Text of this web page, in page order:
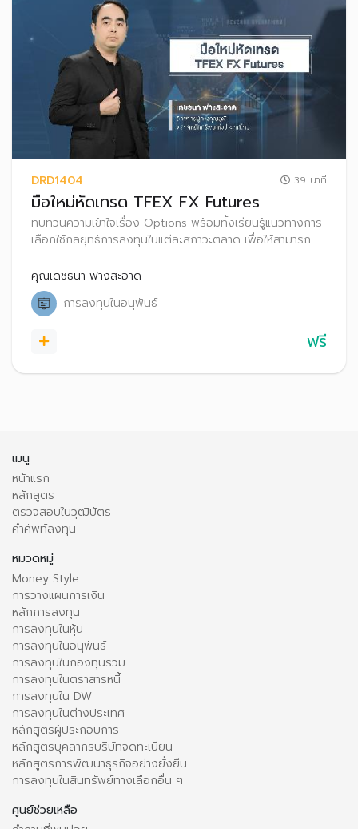
DRD1404 39 นาที
มือใหม่หัดเทรด TFEX FX Futures
ทบทวนความเข้าใจเรื่อง Options พร้อมทั้งเรียนรู้แนวทางการ
เลือกใช้กลยุทธ์การลงทุนในแต่ละสภาวะตลาด เพื่อให้สามารถ
คุณเดชธนา ฟางสะอาด
การลงทุนในอนุพันธ์
ฟรี
เมนู
หน้าแรก
หลักสูตร
ตรวจสอบใบวุฒิบัตร
คำศัพท์ลงทุน
หมวดหมู่
Money Style
การวางแผนการเงิน
หลักการลงทุน
การลงทุนในหุ้น
การลงทุนในอนุพันธ์
การลงทุนในกองทุนรวม
การลงทุนในตราสารหนี้
การลงทุนใน DW
การลงทุนในต่างประเทศ
หลักสูตรผู้ประกอบการ
หลักสูตรบุคลากรบริษัทจดทะเบียน
หลักสูตรการพัฒนาธุรกิจอย่างยั่งยืน
การลงทุนในสินทรัพย์ทางเลือกอื่น ๆ
ศูนย์ช่วยเหลือ